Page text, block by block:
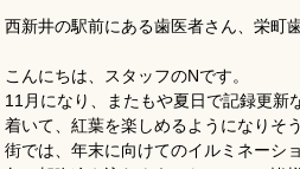
西新井の駅前にある歯医者さん、栄町
こんにちは、スタッフのNです。
11月になり、またもや夏日で記録更新
着いて、紅葉を楽しめるようになりそう
街では、年末に向けてのイルミネーシ